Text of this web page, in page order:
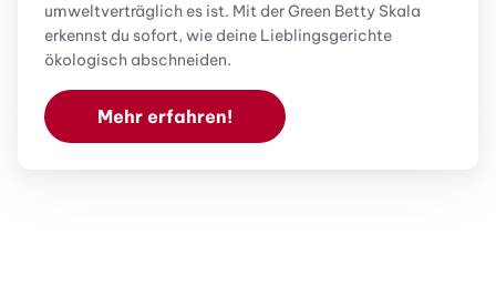
umweltverträglich es ist. Mit der Green Betty Skala
erkennst du sofort, wie deine Lieblingsgerichte
ökologisch abschneiden.
Mehr erfahren!